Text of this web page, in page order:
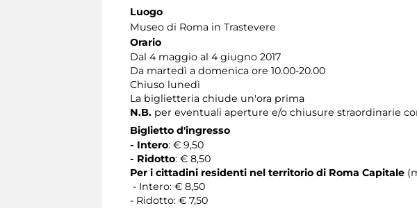
Luogo
Museo di Roma in Trastevere
Orario
Dal 4 maggio al 4 giugno 2017
Da martedì a domenica ore 10.00-20.00
Chiuso lunedì
La biglietteria chiude un'ora prima
N.B. per eventuali aperture e/o chiusure straordinarie
Biglietto d'ingresso
- Intero: € 9,50
- Ridotto: € 8,50
Per i cittadini residenti nel territorio di Roma Capitale
- Intero: € 8,50
- Ridotto: € 7,50